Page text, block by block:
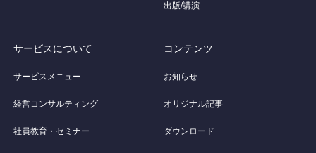
出版/講演
サービスについて
サービスメニュー
経営コンサルティング
社員教育・セミナー
コンテンツ
お知らせ
オリジナル記事
ダウンロード